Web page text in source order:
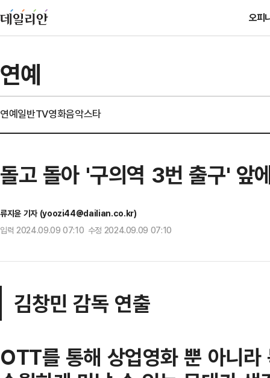
오피
연예
연예일반TV영화음악스타
돌고 돌아 '구의역 3번 출구' 앞
류지윤 기자 (yoozi44@dailian.co.kr)
입력 2024.09.09 07:10 수정 2024.09.09 07:10
김창민 감독 연출
OTT를 통해 상업영화 뿐 아니라